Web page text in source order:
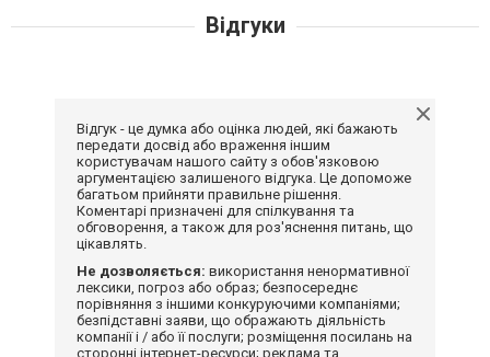
Відгуки
Відгук - це думка або оцінка людей, які бажають
передати досвід або враження іншим
користувачам нашого сайту з обов'язковою
аргументацією залишеного відгука. Це допоможе
багатьом прийняти правильне рішення.
Коментарі призначені для спілкування та
обговорення, а також для роз'яснення питань, що
цікавлять.
Не дозволяється: використання ненормативної
лексики, погроз або образ; безпосереднє
порівняння з іншими конкуруючими компаніями;
безпідставні заяви, що ображають діяльність
компанії і / або її послуги; розміщення посилань на
сторонні інтернет-ресурси; реклама та